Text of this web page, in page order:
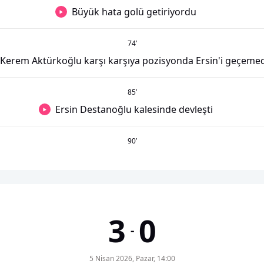
Büyük hata golü getiriyordu
74’
Kerem Aktürkoğlu karşı karşıya pozisyonda Ersin'i
85’
Ersin Destanoğlu kalesinde devleşti
90’
3 - 0
5 Nisan 2026, Pazar, 14:00